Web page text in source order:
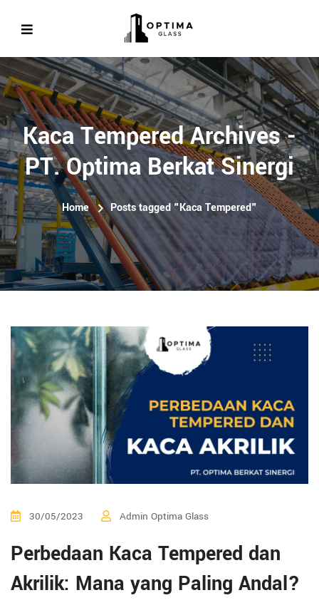
Kaca Tempered Archives -
PT. Optima Berkat Sinergi
Home Posts tagged "Kaca Tempered"
30/05/2023 Admin Optima Glass
Perbedaan Kaca Tempered dan
Akrilik: Mana yang Paling Andal?